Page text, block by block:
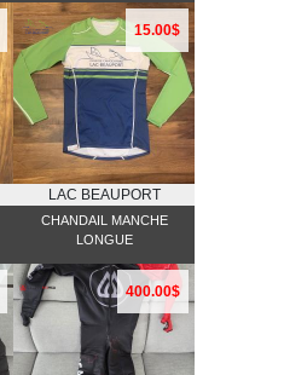
15.00$
LAC BEAUPORT
CHANDAIL MANCHE
LONGUE
400.00$